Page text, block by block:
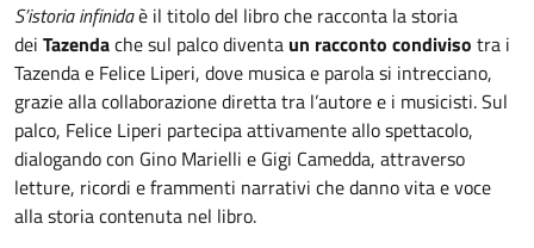
S’istoria infinidaè il titolo del libro che racconta la storia
dei Tazendache sul palco diventa un racconto condiviso tra i
Tazenda e Felice Liperi, dove musica e parola si intrecciano,
grazie alla collaborazione diretta tra l’autore e i musicisti. Sul
palco, Felice Liperi partecipa attivamente allo spettacolo,
dialogando con Gino Marielli e Gigi Camedda, attraverso
letture, ricordi e frammenti narrativi che danno vita e voce
alla storia contenuta nel libro.